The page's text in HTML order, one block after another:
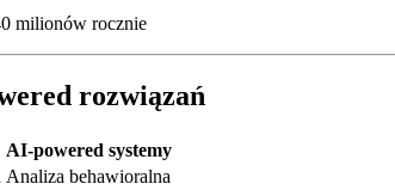
milionów rocznie
rozwiązań
AI-powered systemy
Analiza behawioralna